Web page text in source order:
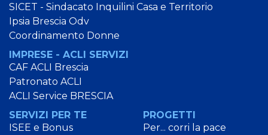
SICET - Sindacato Inquilini Casa e Territorio
Ipsia Brescia Odv
Coordinamento Donne
IMPRESE - ACLI SERVIZI
CAF ACLI Brescia
Patronato ACLI
ACLI Service BRESCIA
SERVIZI PER TE
ISEE e Bonus
PROGETTI
Per... corri la pace